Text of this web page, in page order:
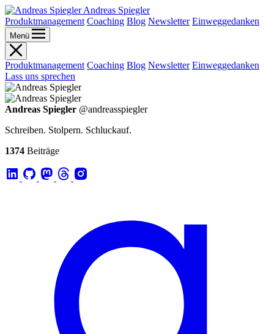
Andreas Spiegler
Produktmanagement Coaching Blog Newsletter Einweggedanken
Menü
Produktmanagement Coaching Blog Newsletter Einweggedanken
Lass uns sprechen
Andreas Spiegler @andreasspiegler
Schreiben. Stolpern. Schluckauf.
1374 Beiträge